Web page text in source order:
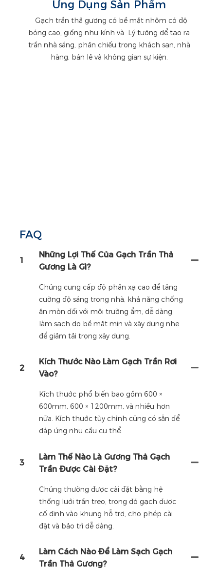
Ứng Dụng Sản Phẩm
Gạch trần thả gương có bề mặt nhôm có độ
bóng cao, giống như kính và Lý tưởng để tạo ra
trần nhà sáng, phản chiếu trong khách sạn, nhà
hàng, bán lẻ và không gian sự kiện.
FAQ
1
Những Lợi Thế Của Gạch Trần Thả
Gương Là Gì?
Chúng cung cấp độ phản xạ cao để tăng
cường độ sáng trong nhà, khả năng chống
ăn mòn đối với môi trường ẩm, dễ dàng
làm sạch do bề mặt mịn và xây dựng nhẹ
để giảm tải trọng xây dựng.
2
Kích Thước Nào Làm Gạch Trần Rơi
Vào?
Kích thước phổ biến bao gồm 600 ×
600mm, 600 × 1200mm, và nhiều hơn
nữa. Kích thước tùy chỉnh cũng có sẵn để
đáp ứng nhu cầu cụ thể.
3
Làm Thế Nào Là Gương Thả Gạch
Trần Được Cài Đặt?
Chúng thường được cài đặt bằng hệ
thống lưới trần treo, trong đó gạch được
cố định vào khung hỗ trợ, cho phép cài
đặt và bảo trì dễ dàng.
4
Làm Cách Nào Để Làm Sạch Gạch
Trần Thả Gương?